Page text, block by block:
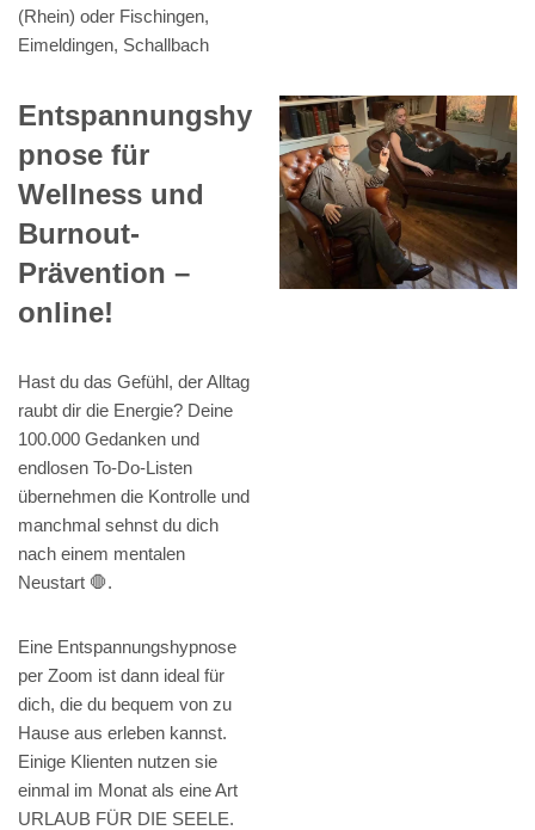
(Rhein) oder Fischingen,
Eimeldingen, Schallbach
Entspannungshy
pnose für
Wellness und
Burnout-
Prävention –
online!
Hast du das Gefühl, der Alltag
raubt dir die Energie? Deine
100.000 Gedanken und
endlosen To-Do-Listen
übernehmen die Kontrolle und
manchmal sehnst du dich
nach einem mentalen
Neustart 🛑.
Eine Entspannungshypnose
per Zoom ist dann ideal für
dich, die du bequem von zu
Hause aus erleben kannst.
Einige Klienten nutzen sie
einmal im Monat als eine Art
URLAUB FÜR DIE SEELE.